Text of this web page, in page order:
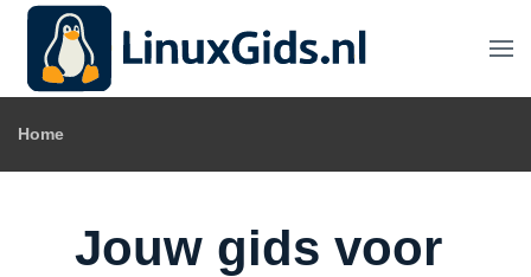
Terug naar hoofdinhoud
Home
Jouw gids voor